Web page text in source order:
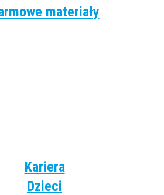
materiały
Kariera
Dzieci